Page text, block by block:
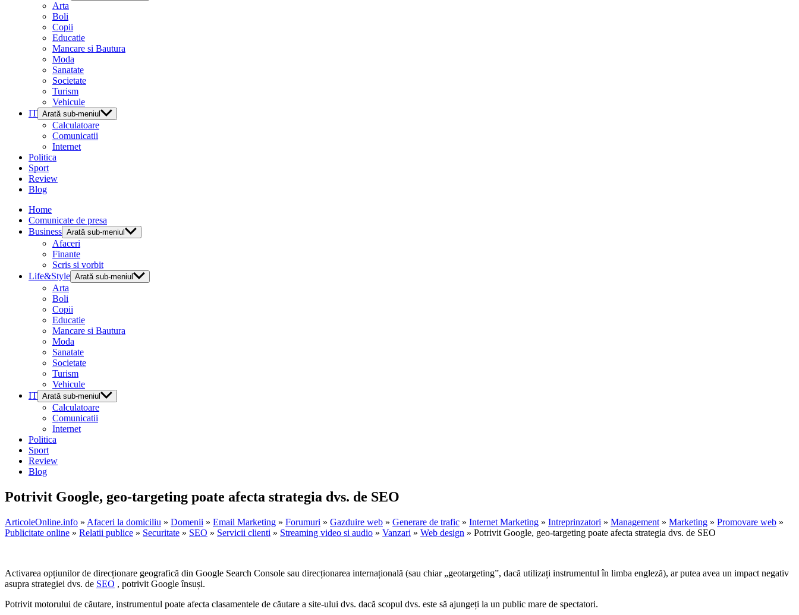
Arta
Boli
Copii
Educatie
Mancare si Bautura
Moda
Sanatate
Societate
Turism
Vehicule
IT Arată sub-meniul
Calculatoare
Comunicatii
Internet
Politica
Sport
Review
Blog
Home
Comunicate de presa
Business Arată sub-meniul
Afaceri
Finante
Scris si vorbit
Life&Style Arată sub-meniul
Arta
Boli
Copii
Educatie
Mancare si Bautura
Moda
Sanatate
Societate
Turism
Vehicule
IT Arată sub-meniul
Calculatoare
Comunicatii
Internet
Politica
Sport
Review
Blog
Potrivit Google, geo-targeting poate afecta strategia dvs. de SEO
ArticoleOnline.info » Afaceri la domiciliu » Domenii » Email Marketing » Forumuri » Gazduire web » Generare de trafic » Internet Marketing » Intreprinzatori » Management » Marketing » Promovare web »
Publicitate online » Relatii publice » Securitate » SEO » Servicii clienti » Streaming video si audio » Vanzari » Web design » Potrivit Google, geo-targeting poate afecta strategia dvs. de SEO
Activarea opțiunilor de direcționare geografică din Google Search Console sau direcționarea internațională (sau chiar „geotargeting”, dacă utilizați instrumentul în limba engleză), ar putea avea un impact negativ
asupra strategiei dvs. de SEO , potrivit Google însuși.
Potrivit motorului de căutare, instrumentul poate afecta clasamentele de căutare a site-ului dvs. dacă scopul dvs. este să ajungeți la un public mare de spectatori.